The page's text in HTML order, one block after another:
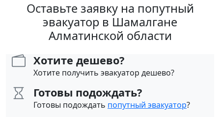
Оставьте заявку на попутный
эвакуатор в Шамалгане
Алматинской области
Хотите дешево?
Хотите получить эвакуатор дешево?
Готовы подождать?
Готовы подождать попутный эвакуатор?